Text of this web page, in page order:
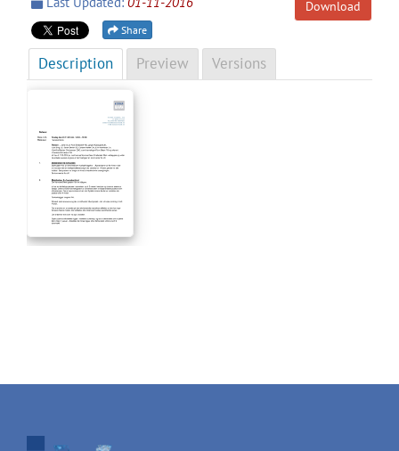
Download
Share
Description Preview Versions